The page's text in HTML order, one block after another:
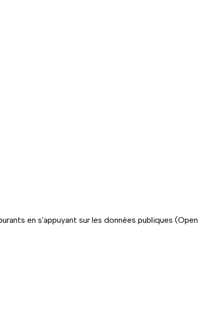
en s'appuyant sur les données publiques (Open